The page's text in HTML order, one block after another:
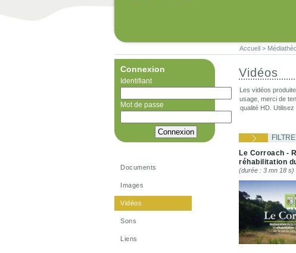
Accueil >
Connexion
Identifiant
Mot de passe
Documents
Images
Vidéos
Sons
Liens
Vidéos
Les vidéos
usage, merci de
qualité HD.
Le Corroach -
réhabilitation
(durée : 3 mn 18 s)